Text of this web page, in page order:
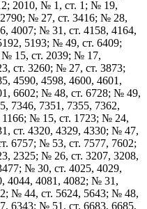
2010, № 1, ст. 1; № 19,
№ 27, ст. 3416; № 28,
4007; № 31, ст. 4158, 4164,
5193; № 49, ст. 6409;
№ 15, ст. 2039; № 17,
ст. 3260; № 27, ст. 3873;
4590, 4598, 4600, 4601,
6602; № 48, ст. 6728; № 49,
7346, 7351, 7355, 7362,
№ 15, ст. 1723; № 24,
ст. 4320, 4329, 4330; № 47,
6757; № 53, ст. 7577, 7602;
2325; № 26, ст. 3207, 3208,
№ 30, ст. 4025, 4029,
4044, 4081, 4082; № 31,
№ 44, ст. 5624, 5643; № 48,
6343; № 51, ст. 6683, 6685,